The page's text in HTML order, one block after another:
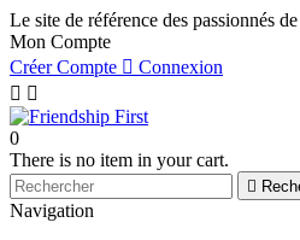
Le site de référence des passionnés
Mon Compte
Créer Compte  Connexion
 
0
There is no item in your cart.

Navigation